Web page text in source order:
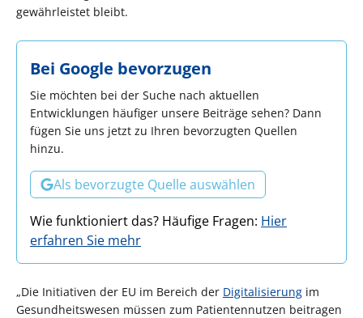
gewährleistet bleibt.
Bei Google bevorzugen
Sie möchten bei der Suche nach aktuellen
Entwicklungen häufiger unsere Beiträge sehen? Dann
fügen Sie uns jetzt zu Ihren bevorzugten Quellen
hinzu.
Als bevorzugte Quelle auswählen
Wie funktioniert das? Häufige Fragen: Hier
erfahren Sie mehr
„Die Initiativen der EU im Bereich der Digitalisierung im
Gesundheitswesen müssen zum Patientennutzen beitragen